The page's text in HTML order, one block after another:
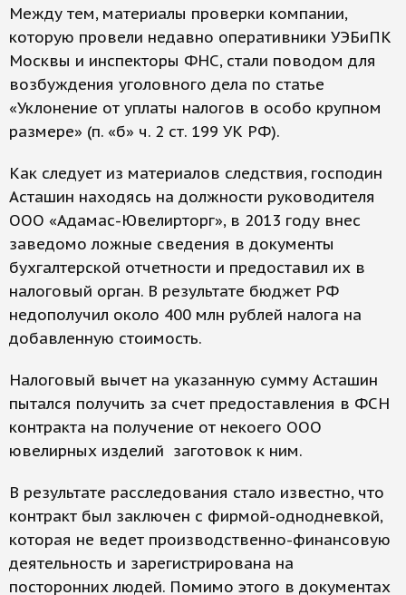
Между тем, материалы проверки компании,
которую провели недавно оперативники УЭБиПК
Москвы и инспекторы ФНС, стали поводом для
возбуждения уголовного дела по статье
«Уклонение от уплаты налогов в особо крупном
размере» (п. «б» ч. 2 ст. 199 УК РФ).
Как следует из материалов следствия, господин
Асташин находясь на должности руководителя
ООО «Адамас-Ювелирторг», в 2013 году внес
заведомо ложные сведения в документы
бухгалтерской отчетности и предоставил их в
налоговый орган. В результате бюджет РФ
недополучил около 400 млн рублей налога на
добавленную стоимость.
Налоговый вычет на указанную сумму Асташин
пытался получить за счет предоставления в ФСН
контракта на получение от некоего ООО
ювелирных изделий заготовок к ним.
В результате расследования стало известно, что
контракт был заключен с фирмой-однодневкой,
которая не ведет производственно-финансовую
деятельность и зарегистрирована на
посторонних людей. Помимо этого в документах